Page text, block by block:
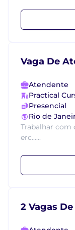
Vaga De
Atendente
Practical
Presencial
Rio de
Trabalhar com
erc......
2 Vagas